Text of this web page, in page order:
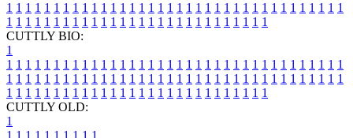
1 1 1 1 1 1 1 1 1 1 1 1 1 1 1 1 1 1 1 1 1 1 1 1 1 1 1 1 1 1 1 1 1 1 1 1
1 1 1 1 1 1 1 1 1 1 1 1 1 1 1 1 1 1 1 1 1 1 1 1 1 1 1 1
CUTTLY BIO:
1
1 1 1 1 1 1 1 1 1 1 1 1 1 1 1 1 1 1 1 1 1 1 1 1 1 1 1 1 1 1 1 1 1 1 1 1
1 1 1 1 1 1 1 1 1 1 1 1 1 1 1 1 1 1 1 1 1 1 1 1 1 1 1 1 1 1 1 1 1 1 1 1
1 1 1 1 1 1 1 1 1 1 1 1 1 1 1 1 1 1 1 1 1 1 1 1 1 1 1 1
CUTTLY OLD:
1
1 1 1 1 1 1 1 1 1 1